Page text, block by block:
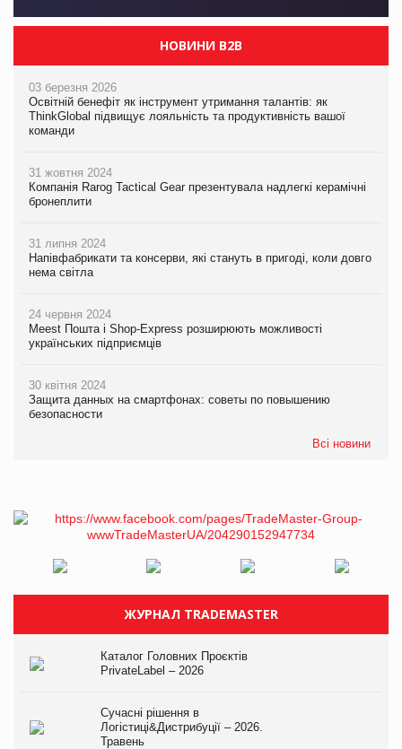
НОВИНИ B2B
03 березня 2026
Освітній бенефіт як інструмент утримання талантів: як
ThinkGlobal підвищує лояльність та продуктивність вашої
команди
31 жовтня 2024
Компанія Rarog Tactical Gear презентувала надлегкі керамічні
бронеплити
31 липня 2024
Напівфабрикати та консерви, які стануть в пригоді, коли довго
нема світла
24 червня 2024
Meest Пошта і Shop-Express розширюють можливості
українських підприємців
30 квітня 2024
Защита данных на смартфонах: советы по повышению
безопасности
Всі новини
ЖУРНАЛ TRADEMASTER
Каталог Головних Проєктів
PrivateLabel – 2026
Сучасні рішення в
Логістиці&Дистрибуції – 2026.
Травень